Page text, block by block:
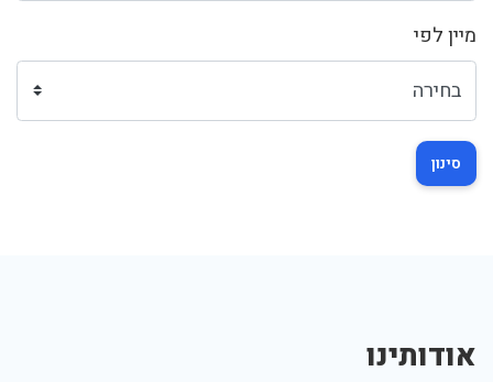
מיין לפי
סינון
אודותינו